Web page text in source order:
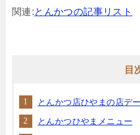
関連:とんかつの記事リスト
目
とんかつ店ひやまの店デ
とんかつひやまメニュー